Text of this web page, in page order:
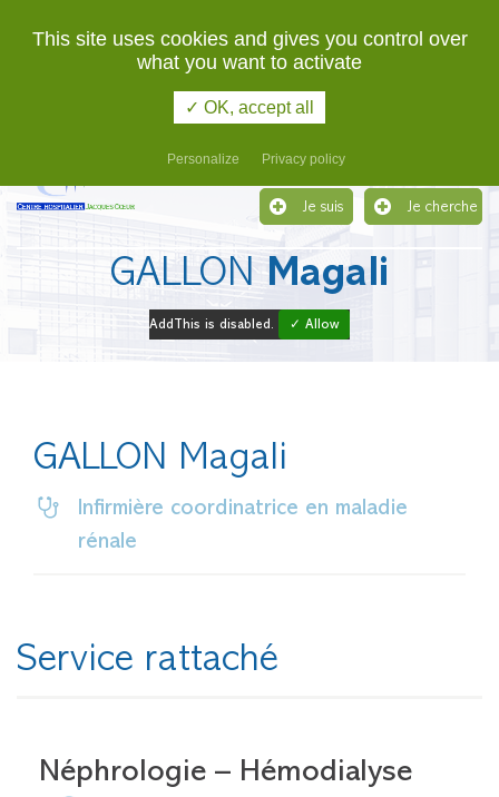
Etablissement support du Groupement Hospitalier de
Territoire du Cher
Je suis Je cherche
GALLONMagali
AddThis is disabled. ✓ Allow
GALLON Magali
Infirmière coordinatrice en maladie
rénale
Service rattaché
Néphrologie – Hémodialyse
This site uses cookies and gives you control over
what you want to activate
✓ OK, accept all
Personalize Privacy policy